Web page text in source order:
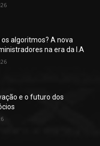
algoritmos? A nova
na era da I.A
e o futuro dos